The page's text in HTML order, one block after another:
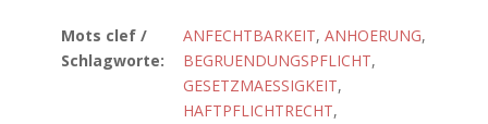
Mots clef /
Schlagworte:
ANFECHTBARKEIT, ANHOERUNG,
BEGRUENDUNGSPFLICHT,
GESETZMAESSIGKEIT,
HAFTPFLICHTRECHT,